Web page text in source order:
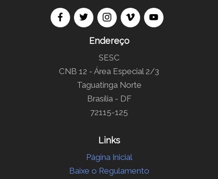
Endereço
SESC
CNB 12 - Área Especial 2/3
Taguatinga Norte
Brasília - DF
72115-125
Links
Página Inicial
Baixe o Regulamento